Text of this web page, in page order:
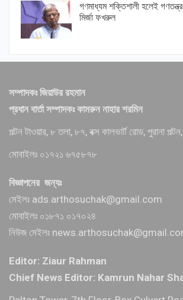
গণমাধ্যম শক্তিশালী হলেই
মির্জা ফখরুল
সম্পাদকঃ জিয়াউর রহমান
প্রধান বার্তা সম্পাদকঃ কামরুন নাহার শরমিন
পল্টন টাওয়ার, ৮ তলা, ৮৭, বক্স কালভার্ট রোড, পুরানা
মোবাইলঃ ০১৭২১ ৬৭৫৮৭৮
বিজ্ঞাপনের জন্যঃ
মেইলঃ ads.arthosuchak@gmail.com
মোবাইলঃ ০১৮৭১ ০১৭০২৪
নিউজ মেইলঃ
Editor: Ziaur Rahman
Chief News Editor: Kamrun Nahar